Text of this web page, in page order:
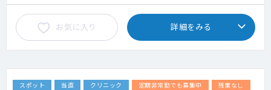
お気に入り 詳細をみる
スポット 当直 クリニック 定期非常勤でも募集中
残業なし